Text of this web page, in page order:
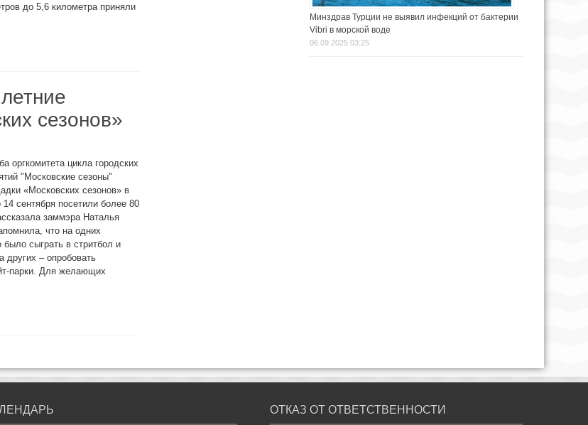
до 5,6 километра приняли
сезонов»
оргкомитета цикла городских
"Московские сезоны"
«Московских сезонов» в
сентября посетили более 80
заммэра Наталья
что на одних
сыграть в стритбол и
других – опробовать
парки. Для желающих
Минздрав Турции не выявил инфекций от бактерии
Vibri в морской воде
06.09.2025 03:25
ОТКАЗ ОТ ОТВЕТСТВЕННОСТИ